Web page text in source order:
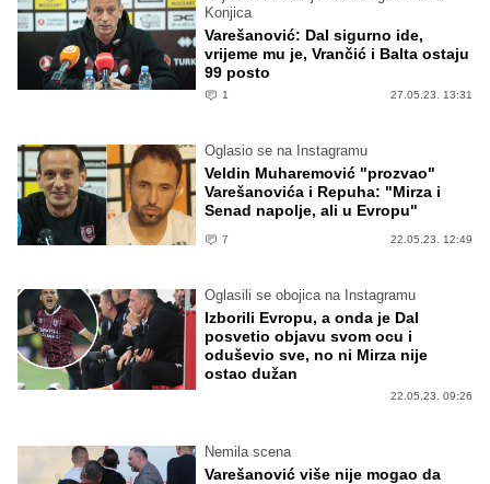
Konjica
Varešanović: Dal sigurno ide,
vrijeme mu je, Vrančić i Balta ostaju
99 posto
1 27.05.23. 13:31
Oglasio se na Instagramu
Veldin Muharemović "prozvao"
Varešanovića i Repuha: "Mirza i
Senad napolje, ali u Evropu"
7 22.05.23. 12:49
Oglasili se obojica na Instagramu
Izborili Evropu, a onda je Dal
posvetio objavu svom ocu i
oduševio sve, no ni Mirza nije
ostao dužan
22.05.23. 09:26
Nemila scena
Varešanović više nije mogao da